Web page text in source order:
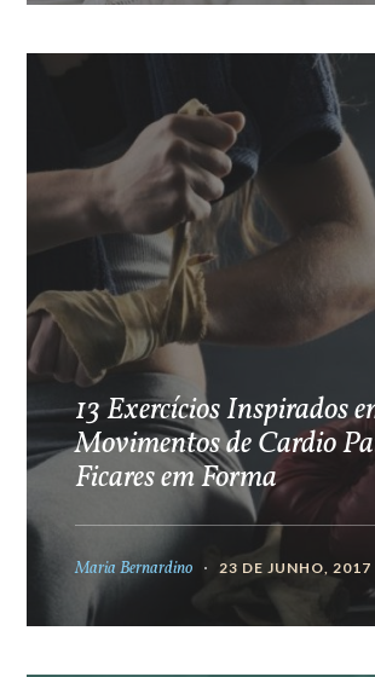
13 Exercícios Inspirados
Movimentos de Cardio
Ficares em Forma
Maria Bernardino 23 DE JUNHO, 2017